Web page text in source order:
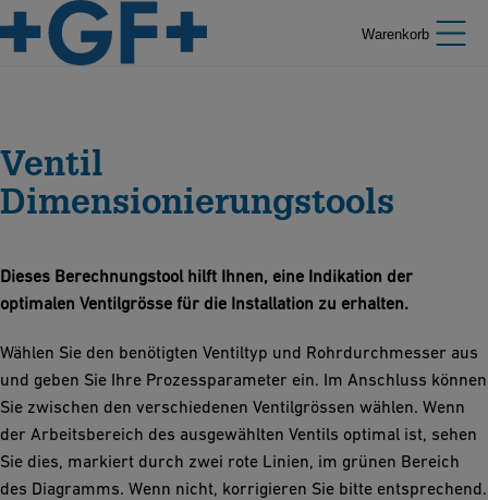
Warenkorb
Ventil
Dimensionierungstools
Dieses Berechnungstool hilft Ihnen, eine Indikation der
optimalen Ventilgrösse für die Installation zu erhalten.
Wählen Sie den benötigten Ventiltyp und Rohrdurchmesser aus
und geben Sie Ihre Prozessparameter ein. Im Anschluss können
Sie zwischen den verschiedenen Ventilgrössen wählen. Wenn
der Arbeitsbereich des ausgewählten Ventils optimal ist, sehen
Sie dies, markiert durch zwei rote Linien, im grünen Bereich
des Diagramms. Wenn nicht, korrigieren Sie bitte entsprechend.